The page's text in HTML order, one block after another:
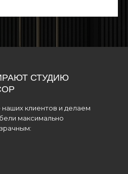
СТУДИЮ
клиентов и делаем
максимально